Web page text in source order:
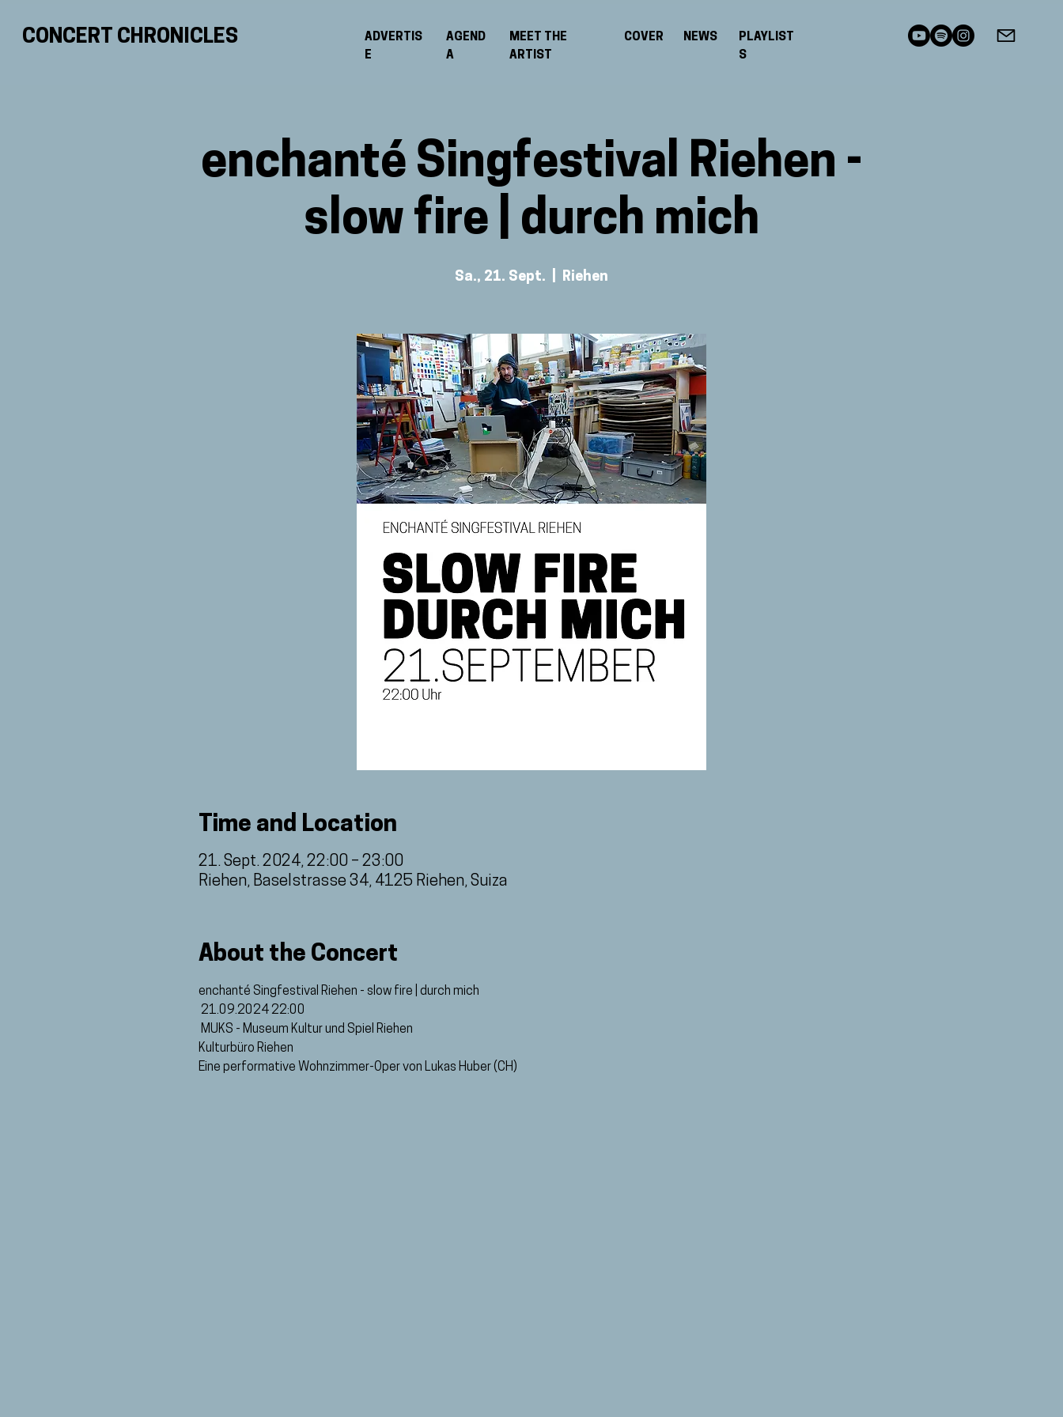
CONCERT CHRONICLES
ADVERTIS
E
AGEND
A
MEET THE
ARTIST
COVER NEWS
PLAYLIST
S
enchanté Singfestival Riehen -
slow fire | durch mich
Sa., 21. Sept. Riehen
Time and Location
21. Sept. 2024, 22:00 – 23:00
Riehen, Baselstrasse 34, 4125 Riehen, Suiza
About the Concert
enchanté Singfestival Riehen - slow fire | durch mich
21.09.2024 22:00
MUKS - Museum Kultur und Spiel Riehen
Kulturbüro Riehen
Eine performative Wohnzimmer-Oper von Lukas Huber (CH)